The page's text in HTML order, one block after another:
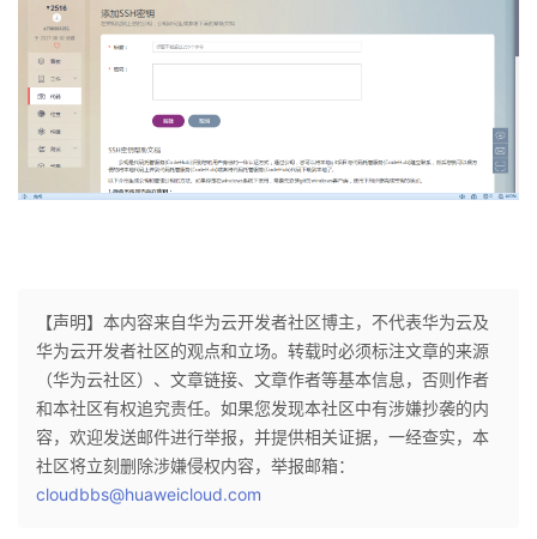
【声明】本内容来自华为云开发者社区博主，不代表华为云及
华为云开发者社区的观点和立场。转载时必须标注文章的来源
（华为云社区）、文章链接、文章作者等基本信息，否则作者
和本社区有权追究责任。如果您发现本社区中有涉嫌抄袭的内
容，欢迎发送邮件进行举报，并提供相关证据，一经查实，本
社区将立刻删除涉嫌侵权内容，举报邮箱：
cloudbbs@huaweicloud.com